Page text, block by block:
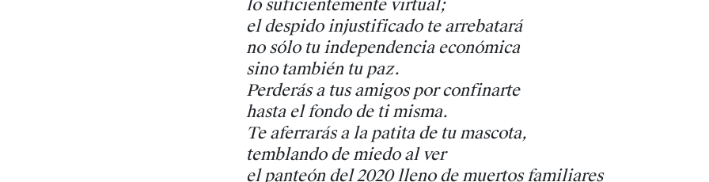
lo suficientemente virtual;
el despido injustificado te arrebatará
no sólo tu independencia económica
sino también tu paz.
Perderás a tus amigos por confinarte
hasta el fondo de ti misma.
Te aferrarás a la patita de tu mascota,
temblando de miedo al ver
el panteón del 2020 lleno de muertos familiares